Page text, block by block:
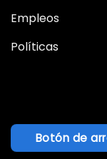
Empleos
Políticas
Botón de